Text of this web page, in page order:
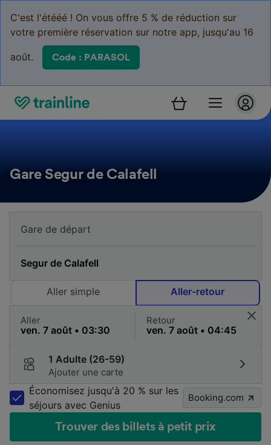
C'est l'étééé ! On vous offre 5 % de réduction sur
votre première réservation sur notre app, jusqu'au 16
août. Code : PARASOL
Gare Segur de Calafell
Aller simple Aller-retour
Aller Retour
1 Adulte (26-59)
Ajouter une carte
Économisez jusqu'à 20 % sur les
séjours avec Genius
Booking.com
Trouver des billets à petit prix